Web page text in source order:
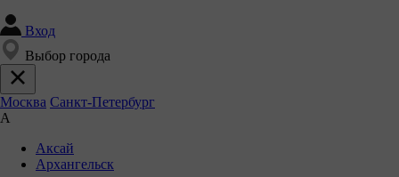
Вход
Выбор города
Москва Санкт-Петербург
А
Аксай
Архангельск